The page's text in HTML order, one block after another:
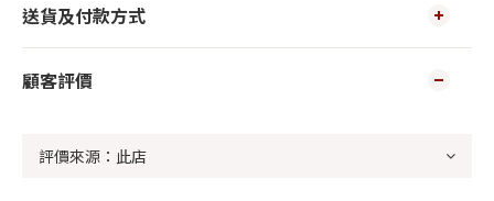
送貨及付款方式
顧客評價